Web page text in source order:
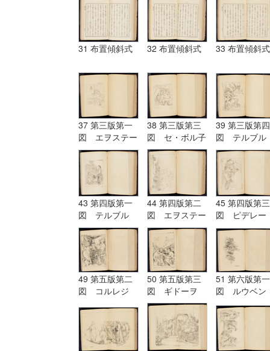
31 布置傾斜式 32 布置傾斜式 33 布置傾斜式
37 第三版第一
図 エヲステー
ド Aostade
38 第三版第三
図 セ・ボル子
ツト I.Burnet
39 第三版第四
図 テルブル
グ terburg
43 第四版第一
図 テルブル
グ Terburg
44 第四版第二
図 エヲステー
ド Aostade
45 第四版第三
図 ピデレー
ル PDeLwer
49 第五版第二
図 コルレジ
50 第五版第三
図 ギドーヲ
Guido
51 第六版第一
図 ルウベン
ス Reubens